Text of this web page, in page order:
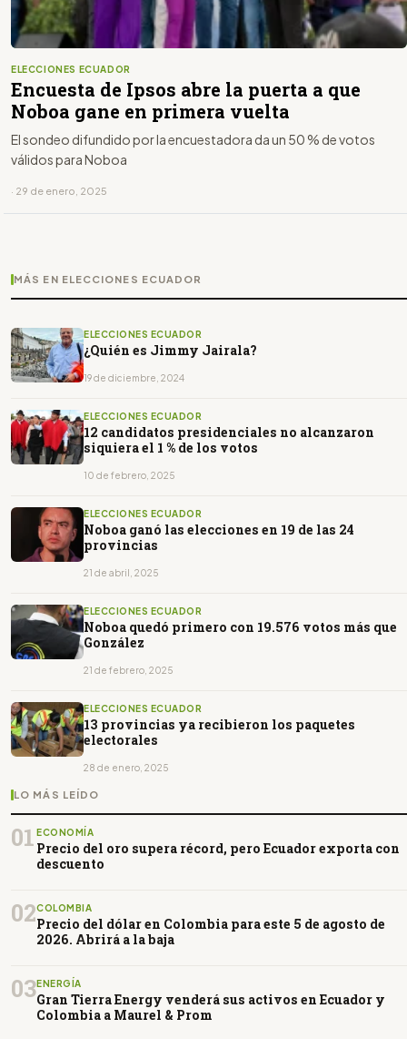
ELECCIONES ECUADOR
Encuesta de Ipsos abre la puerta a que
Noboa gane en primera vuelta
El sondeo difundido por la encuestadora da un 50 % de votos
válidos para Noboa
· 29 de enero, 2025
MÁS EN ELECCIONES ECUADOR
ELECCIONES ECUADOR
¿Quién es Jimmy Jairala?
19 de diciembre, 2024
ELECCIONES ECUADOR
12 candidatos presidenciales no alcanzaron
siquiera el 1 % de los votos
10 de febrero, 2025
ELECCIONES ECUADOR
Noboa ganó las elecciones en 19 de las 24
provincias
21 de abril, 2025
ELECCIONES ECUADOR
Noboa quedó primero con 19.576 votos más que
González
21 de febrero, 2025
ELECCIONES ECUADOR
13 provincias ya recibieron los paquetes
electorales
28 de enero, 2025
LO MÁS LEÍDO
01 ECONOMÍA
Precio del oro supera récord, pero Ecuador exporta con
descuento
02COLOMBIA
Precio del dólar en Colombia para este 5 de agosto de
2026. Abrirá a la baja
03ENERGÍA
Gran Tierra Energy venderá sus activos en Ecuador y
Colombia a Maurel & Prom